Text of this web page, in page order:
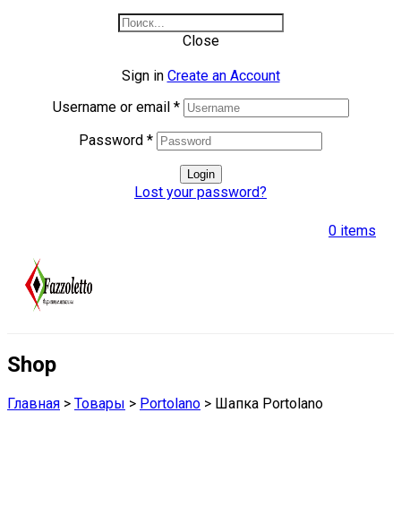
Close
Sign in Create an Account
Username or email *
Password *
Login
Lost your password?
0 items
Shop
Главная > Товары > Portolano > Шапка Portolano